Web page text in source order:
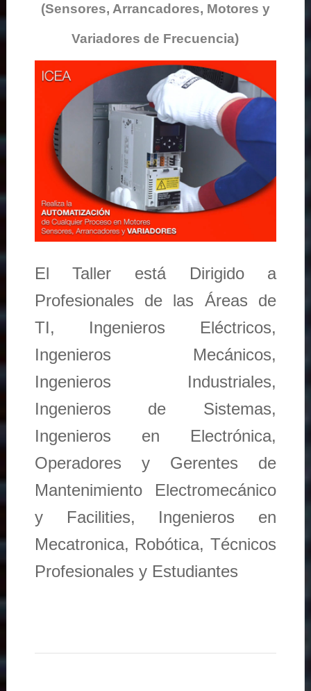
(Sensores, Arrancadores, Motores y
Variadores de Frecuencia)
El Taller está Dirigido a
Profesionales de las Áreas de
TI, Ingenieros Eléctricos,
Ingenieros Mecánicos,
Ingenieros Industriales,
Ingenieros de Sistemas,
Ingenieros en Electrónica,
Operadores y Gerentes de
Mantenimiento Electromecánico
y Facilities, Ingenieros en
Mecatronica, Robótica, Técnicos
Profesionales y Estudiantes